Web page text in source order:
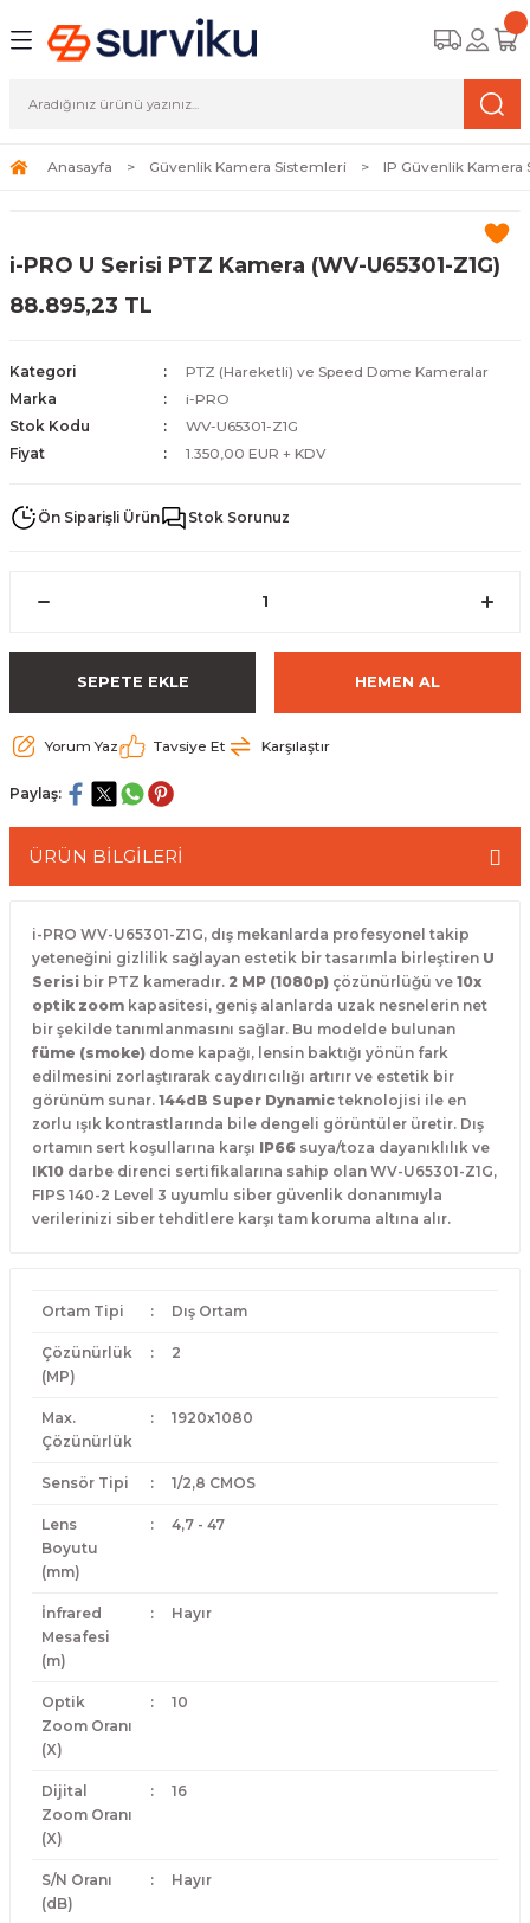
Geri Dön
ve Depolama Çözümleri
Kamera Lisansları
Geri Dön
Ağ Yönlendiricileri
Antivirüs Yazılımları
Geri Dön
SSD
Anasayfa Güvenlik Kamera Sistemleri IP Güvenlik Kamera
i-PRO U Serisi PTZ Kamera (WV-U65301-Z1G)
88.895,23 TL
Kategori
PTZ (Hareketli) ve Speed Dome Kameralar
Marka
i-PRO
Stok Kodu
WV-U65301-Z1G
Fiyat
1.350,00 EUR + KDV
Ön Siparişli Ürün Stok Sorunuz
SEPETE EKLE HEMEN AL
Yorum Yaz Tavsiye Et Karşılaştır
Paylaş:
ÜRÜN BİLGİLERİ
i-PRO WV-U65301-Z1G, dış mekanlarda profesyonel takip
yeteneğini gizlilik sağlayan estetik bir tasarımla birleştiren U
Serisi bir PTZ kameradır. 2 MP (1080p) çözünürlüğü ve 10x
optik zoom kapasitesi, geniş alanlarda uzak nesnelerin net
bir şekilde tanımlanmasını sağlar. Bu modelde bulunan
füme (smoke) dome kapağı, lensin baktığı yönün fark
edilmesini zorlaştırarak caydırıcılığı artırır ve estetik bir
görünüm sunar. 144dB Super Dynamic teknolojisi ile en
zorlu ışık kontrastlarında bile dengeli görüntüler üretir. Dış
ortamın sert koşullarına karşı IP66 suya/toza dayanıklılık ve
IK10 darbe direnci sertifikalarına sahip olan WV-U65301-Z1G,
FIPS 140-2 Level 3 uyumlu siber güvenlik donanımıyla
verilerinizi siber tehditlere karşı tam koruma altına alır.
Ortam Tipi : Dış Ortam
Çözünürlük
(MP)
: 2
Max.
Çözünürlük
: 1920x1080
Sensör Tipi : 1/2,8 CMOS
Lens
Boyutu
(mm)
: 4,7 - 47
İnfrared
Mesafesi
(m)
: Hayır
Optik
Zoom Oranı
(X)
: 10
Dijital
Zoom Oranı
(X)
: 16
S/N Oranı
(dB)
: Hayır